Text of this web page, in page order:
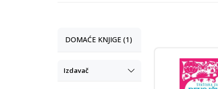
DOMAĆE KNJIGE (1)
Izdavač